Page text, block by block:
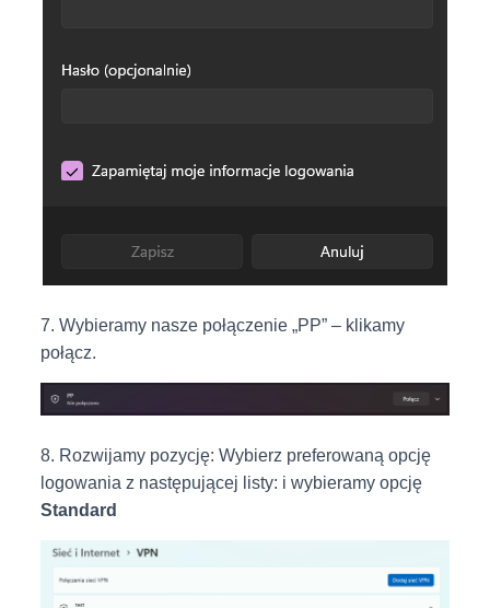
7. Wybieramy nasze połączenie „PP” – klikamy
połącz.
8. Rozwijamy pozycję: Wybierz preferowaną opcję
logowania z następującej listy: i wybieramy opcję
Standard